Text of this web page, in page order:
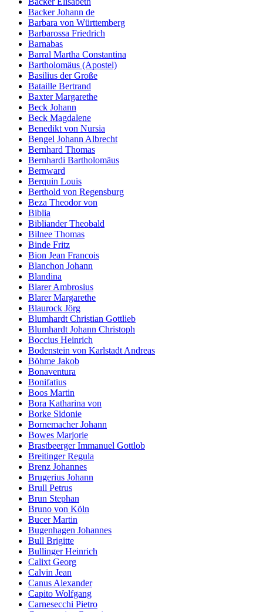
Backer Johann de
Barbara von Württemberg
Barbarossa Friedrich
Barnabas
Barral Martha Constantina
Bartholomäus (Apostel)
Basilius der Große
Bataille Bertrand
Baxter Margarethe
Beck Johann
Beck Magdalene
Benedikt von Nursia
Bengel Johann Albrecht
Bernhard Thomas
Bernhardi Bartholomäus
Bernward
Berquin Louis
Berthold von Regensburg
Beza Theodor von
Biblia
Bibliander Theobald
Bilnee Thomas
Binde Fritz
Bion Jean Francois
Blanchon Johann
Blandina
Blarer Ambrosius
Blarer Margarethe
Blaurock Jörg
Blumhardt Christian Gottlieb
Blumhardt Johann Christoph
Boccius Heinrich
Bodenstein von Karlstadt Andreas
Böhme Jakob
Bonaventura
Bonifatius
Boos Martin
Bora Katharina von
Borke Sidonie
Bornemacher Johann
Bowes Marjorie
Brastbeerger Immanuel Gottlob
Breitinger Regula
Brenz Johannes
Brugerius Johann
Brull Petrus
Brun Stephan
Bruno von Köln
Bucer Martin
Bugenhagen Johannes
Bull Brigitte
Bullinger Heinrich
Calixt Georg
Calvin Jean
Canus Alexander
Capito Wolfgang
Carnesecchi Pietro